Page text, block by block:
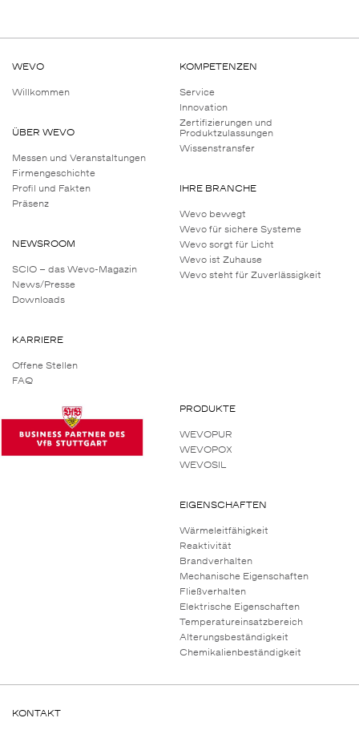
WEVO
Willkommen
ÜBER WEVO
Messen und Veranstaltungen
Firmengeschichte
Profil und Fakten
Präsenz
NEWSROOM
SCIO – das Wevo-Magazin
News/Presse
Downloads
KARRIERE
Offene Stellen
FAQ
KOMPETENZEN
Service
Innovation
Zertifizierungen und
Produktzulassungen
Wissenstransfer
IHRE BRANCHE
Wevo bewegt
Wevo für sichere Systeme
Wevo sorgt für Licht
Wevo ist Zuhause
Wevo steht für Zuverlässigkeit
PRODUKTE
WEVOPUR
WEVOPOX
WEVOSIL
EIGENSCHAFTEN
Wärmeleitfähigkeit
Reaktivität
Brandverhalten
Mechanische Eigenschaften
Fließverhalten
Elektrische Eigenschaften
Temperatureinsatzbereich
Alterungsbeständigkeit
Chemikalienbeständigkeit
KONTAKT